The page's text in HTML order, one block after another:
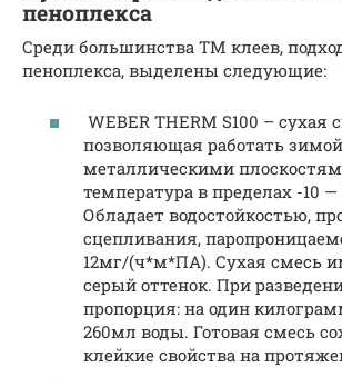
пеноплекса
Среди большинства ТМ клеев,
пеноплекса, выделены следующие:
WEBER THERM S100 – сухая
позволяющая работать
металлическими
температура в пределах -10 —
Обладает водостойкостью,
сцепливания,
12мг/(ч*м*ПА). Сухая смесь
серый оттенок. При
пропорция: на один
260мл воды. Готовая смесь
клейкие свойства на